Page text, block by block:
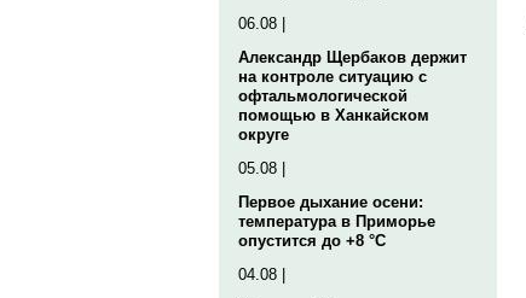
06.08 |
Александр Щербаков держит
на контроле ситуацию с
офтальмологической
помощью в Ханкайском
округе
05.08 |
Первое дыхание осени:
температура в Приморье
опустится до +8 °C
04.08 |